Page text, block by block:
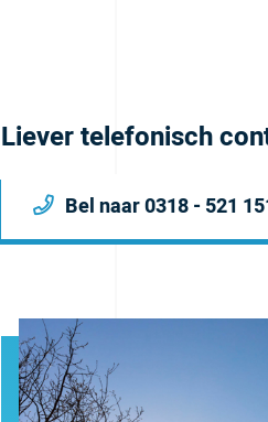
Liever telefonisch
Bel naar 0318 - 521